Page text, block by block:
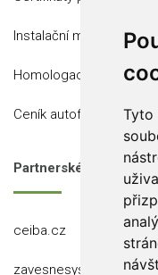
Tyto
Instalační místa
Homologace
Ceník autofólií
Partnerské stránky
ceiba.cz
zavesnesystemy.cz